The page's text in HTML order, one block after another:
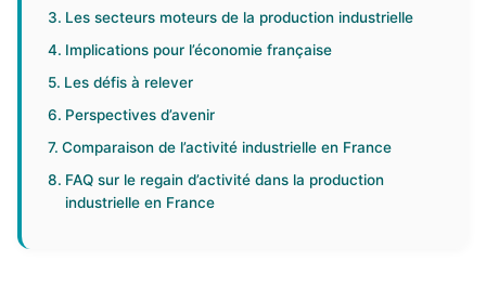
Les secteurs moteurs de la production industrielle
Implications pour l’économie française
Les défis à relever
Perspectives d’avenir
Comparaison de l’activité industrielle en France
FAQ sur le regain d’activité dans la production
industrielle en France